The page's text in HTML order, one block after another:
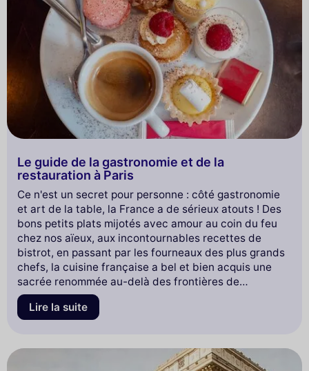
Le guide de la gastronomie et de la
restauration à Paris
Ce n'est un secret pour personne : côté gastronomie
et art de la table, la France a de sérieux atouts ! Des
bons petits plats mijotés avec amour au coin du feu
chez nos aïeux, aux incontournables recettes de
bistrot, en passant par les fourneaux des plus grands
chefs, la cuisine française a bel et bien acquis une
sacrée renommée au-delà des frontières de
l'Hexagone. Come to Paris vous emmène faire un
(tout) petit tour dans la cuisine des Français, histoire
Lire la suite